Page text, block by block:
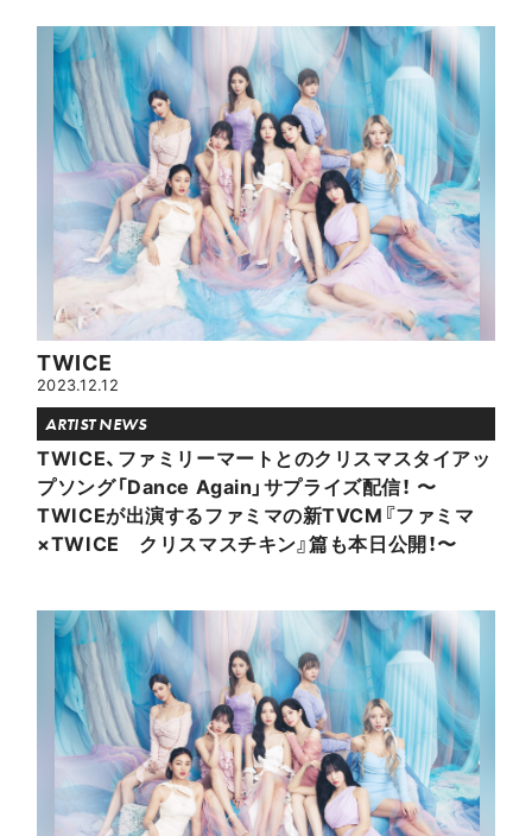
TWICE
2023.12.12
ARTIST NEWS
TWICE、ファミリーマートとのクリスマスタイアッ
プソング「Dance Again」サプライズ配信！ 〜
TWICEが出演するファミマの新TVCM『ファミマ
×TWICE クリスマスチキン』篇も本日公開！〜